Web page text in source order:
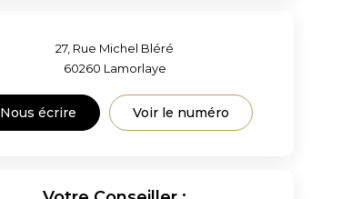
27, Rue Michel Bléré
60260 Lamorlaye
Nous écrire Voir le numéro